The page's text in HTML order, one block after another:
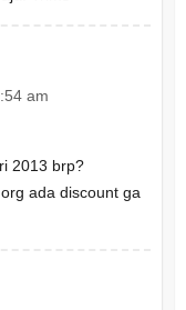
am
2013 brp?
ada discount ga